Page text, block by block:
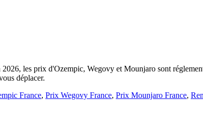
les prix d'Ozempic, Wegovy et Mounjaro sont
déplacer.
France, Prix Wegovy France, Prix Mounjaro France,